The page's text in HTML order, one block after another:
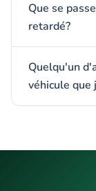
Que se
retardé?
Quelqu'un
véhicule que